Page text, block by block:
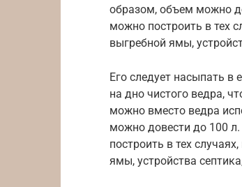
образом, объем можно
можно построить в тех
выгребной ямы,
Его следует насыпать в
на дно чистого ведра,
можно вместо ведра
можно довести до 100
построить в тех
ямы, устройства